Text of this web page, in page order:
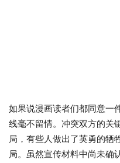
如果说漫画读者们都同意一
线毫不留情。冲突双方的关
局，有些人做出了英勇的牺
局。虽然宣传材料中尚未确